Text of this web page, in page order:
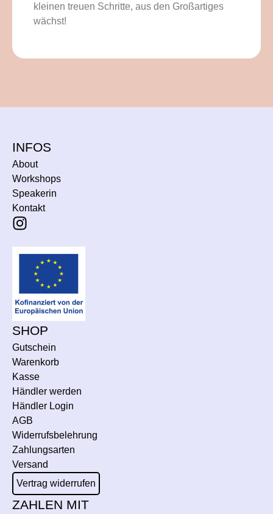
kleinen treuen Schritte, aus den Großartiges
wächst!
INFOS
About
Workshops
Speakerin
Kontakt
SHOP
Gutschein
Warenkorb
Kasse
Händler werden
Händler Login
AGB
Widerrufsbelehrung
Zahlungsarten
Versand
Vertrag widerrufen
ZAHLEN MIT